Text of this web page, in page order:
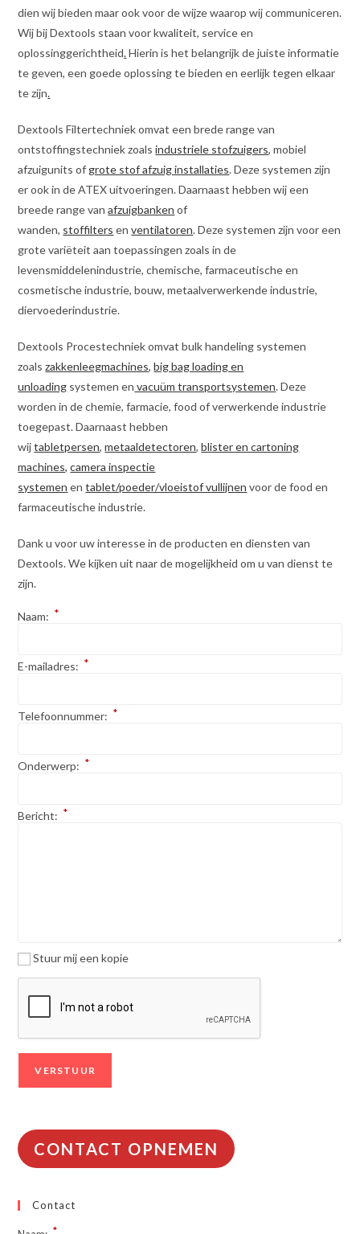
dien wij bieden maar ook voor de wijze waarop wij communiceren.
Wij bij Dextools staan voor kwaliteit, service en
oplossinggerichtheid.Hierin is het belangrijk de juiste informatie
te geven, een goede oplossing te bieden en eerlijk tegen elkaar
te zijn.
Dextools Filtertechniek omvat een brede range van
ontstoffingstechniek zoalsindustriele stofzuigers, mobiel
afzuigunits of grote stof afzuig installaties. Deze systemen zijn
er ook in de ATEX uitvoeringen. Daarnaast hebben wij een
breede range vanafzuigbanken of
wanden, stoffilters enventilatoren. Deze systemen zijn voor een
grote variëteit aan toepassingen zoals in de
levensmiddelenindustrie, chemische, farmaceutische en
cosmetische industrie, bouw, metaalverwerkende industrie,
diervoederindustrie.
Dextools Procestechniek omvat bulk handeling systemen
zoalszakkenleegmachines,big bag loading en
unloading systemen en vacuüm transportsystemen. Deze
worden in de chemie, farmacie, food of verwerkende industrie
toegepast. Daarnaast hebben
wijtabletpersen,metaaldetectoren,blister en cartoning
machines, camera inspectie
systemen entablet/poeder/vloeistof vullijnen voor de food en
farmaceutische industrie.
Dank u voor uw interesse in de producten en diensten van
Dextools. We kijken uit naar de mogelijkheid om u van dienst te
zijn.
Naam: *
E-mailadres: *
Telefoonnummer: *
Onderwerp: *
Bericht: *
Stuur mij een kopie
CONTACT OPNEMEN
Contact
*